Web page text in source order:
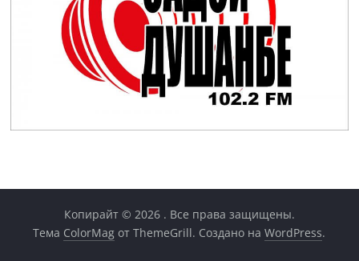
Копирайт © 2026 . Все права защищены.
Тема ColorMag от ThemeGrill. Создано наWordPress.